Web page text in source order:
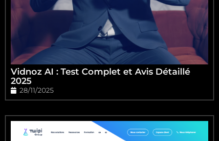
Vidnoz AI : Test Complet et Avis Détaillé
2025
28/11/2025